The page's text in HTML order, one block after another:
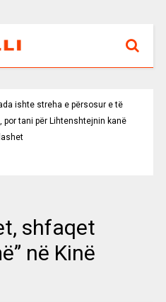
ishte streha e përsosur e të
por tani për Lihtenshtejnin kanë
shfaqet
në Kinë